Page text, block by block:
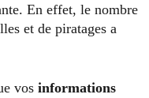
En effet, le nombre
et de piratages a
vos informations